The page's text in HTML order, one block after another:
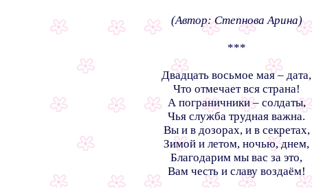
(Автор: Степнова Арина)
***
Двадцать восьмое мая – дата,
Что отмечает вся страна!
А пограничники – солдаты,
Чья служба трудная важна.
Вы и в дозорах, и в секретах,
Зимой и летом, ночью, днем,
Благодарим мы вас за это,
Вам честь и славу воздаём!